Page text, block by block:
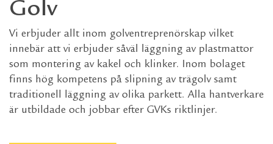
Golv
Vi erbjuder allt inom golventreprenörskap vilket
innebär att vi erbjuder såväl läggning av plastmattor
som montering av kakel och klinker. Inom bolaget
finns hög kompetens på slipning av trägolv samt
traditionell läggning av olika parkett. Alla hantverkare
är utbildade och jobbar efter GVKs riktlinjer.